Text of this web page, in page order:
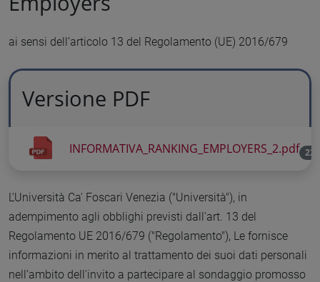
ai sensi dell’articolo 13 del Regolamento (UE) 2016/679
Versione PDF
INFORMATIVA_RANKING_EMPLOYERS_2.pdf
L'Università Ca' Foscari Venezia ("Università"), in
adempimento agli obblighi previsti dall'art. 13 del
Regolamento UE 2016/679 ("Regolamento"), Le fornisce
informazioni in merito al trattamento dei suoi dati personali
nell’ambito dell'invito a partecipare al sondaggio promosso